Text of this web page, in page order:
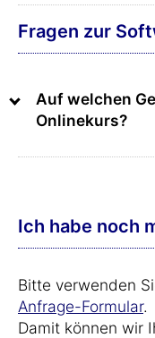
Fragen zur
Auf welchen
Onlinekurs?
Ich habe noch
Bitte verwenden
Anfrage-Formular.
Damit können wir